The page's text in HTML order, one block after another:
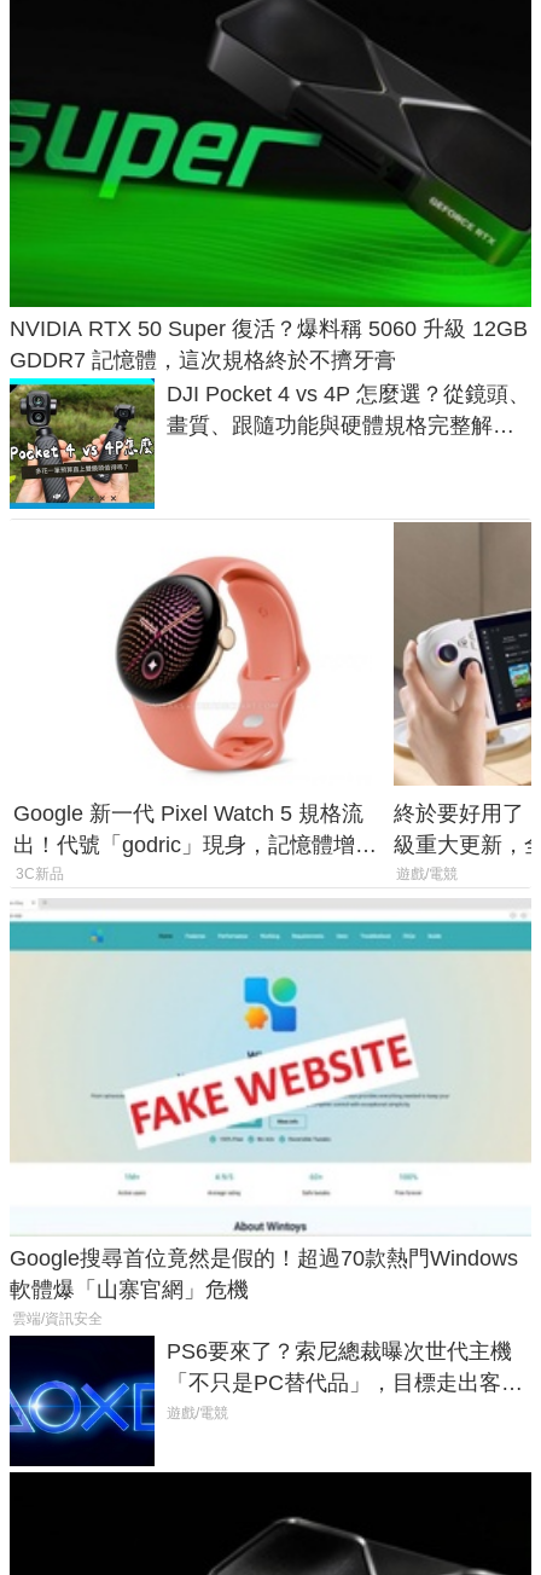
NVIDIA RTX 50 Super 復活？爆料稱 5060 升級 12GB
GDDR7 記憶體，這次規格終於不擠牙膏
DJI Pocket 4 vs 4P 怎麼選？從鏡頭、
畫質、跟隨功能與硬體規格完整解
Google 新一代 Pixel Watch 5 規格流
出！代號「godric」現身，記憶體增強
鎖定 AI 應用
3C新品
終於要好用了
級重大更新，
式讓操作就像
遊戲/電競
Google搜尋首位竟然是假的！超過70款熱門Windows
軟體爆「山寨官網」危機
雲端/資訊安全
PS6要來了？索尼總裁曝次世代主機
「不只是PC替代品」，目標走出客
廳、進軍電競桌面
遊戲/電競